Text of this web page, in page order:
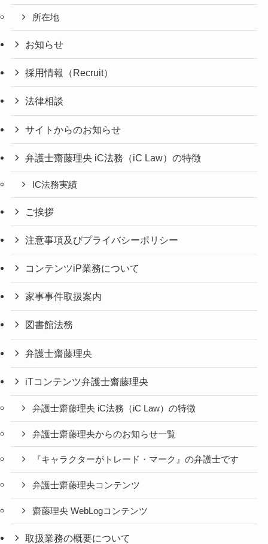
所在地
お知らせ
採用情報（Recruit）
法律相談
サイトからのお知らせ
弁護士齋藤理央 iC法務（iC Law）の特徴
IC法務実績
ご挨拶
注意事項及びプライバシーポリシー
コンテンツiP業務について
家事事件取扱案内
図書館法務
弁護士齋藤理央
iTコンテンツ弁護士齋藤理央
弁護士齋藤理央 iC法務（iC Law）の特徴
弁護士齋藤理央からのお知らせ一覧
『キャラクターがトレード・マーク』の弁護士です
弁護士齋藤理央コンテンツ
齋藤理央 WebLogコンテンツ
取扱業務の概要について